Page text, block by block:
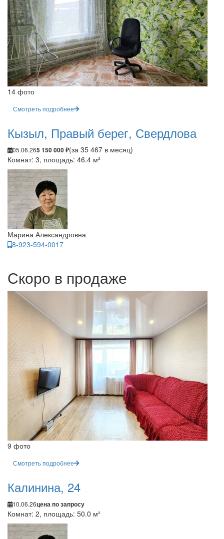
14 фото
Смотреть подробнее
Кызыл, Правый берег, Свердлова
05.06.265 150 000 ₽(за 35 467 в месяц)
Комнат: 3, площадь: 46.4 м²
Марина Александровна
8-923-594-0017
Скоро в продаже
9 фото
Смотреть подробнее
Калинина, 24
10.06.26цена по запросу
Комнат: 2, площадь: 50.0 м²